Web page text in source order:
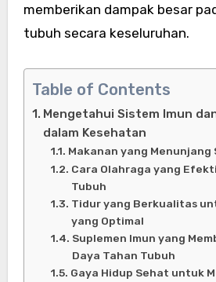
memberikan dampak besar
tubuh secara keseluruhan.
Table of Contents
Mengetahui Sistem Imun
dalam Kesehatan
Makanan yang Menunjang
Cara Olahraga yang
Tubuh
Tidur yang Berkualitas
yang Optimal
Suplemen Imun yang
Daya Tahan Tubuh
Gaya Hidup Sehat untuk